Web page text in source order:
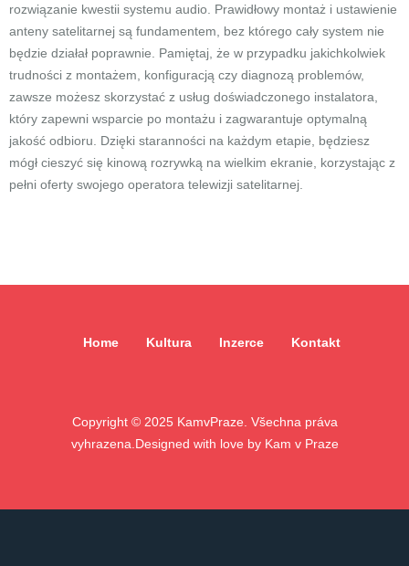
rozwiązanie kwestii systemu audio. Prawidłowy montaż i ustawienie
anteny satelitarnej są fundamentem, bez którego cały system nie
będzie działał poprawnie. Pamiętaj, że w przypadku jakichkolwiek
trudności z montażem, konfiguracją czy diagnozą problemów,
zawsze możesz skorzystać z usług doświadczonego instalatora,
który zapewni wsparcie po montażu i zagwarantuje optymalną
jakość odbioru. Dzięki staranności na każdym etapie, będziesz
mógł cieszyć się kinową rozrywką na wielkim ekranie, korzystając z
pełni oferty swojego operatora telewizji satelitarnej.
Home Kultura Inzerce Kontakt
Copyright © 2025 KamvPraze. Všechna práva
vyhrazena. Designed with love by Kam v Praze